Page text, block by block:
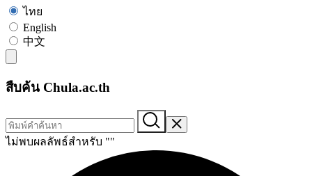
ไทย
English
中文
สืบค้น Chula.ac.th
ไม่พบผลลัพธ์สำหรับ ""